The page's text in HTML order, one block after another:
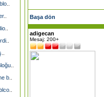
..
b
Başa dön
adigecan
Mesaj: 200+